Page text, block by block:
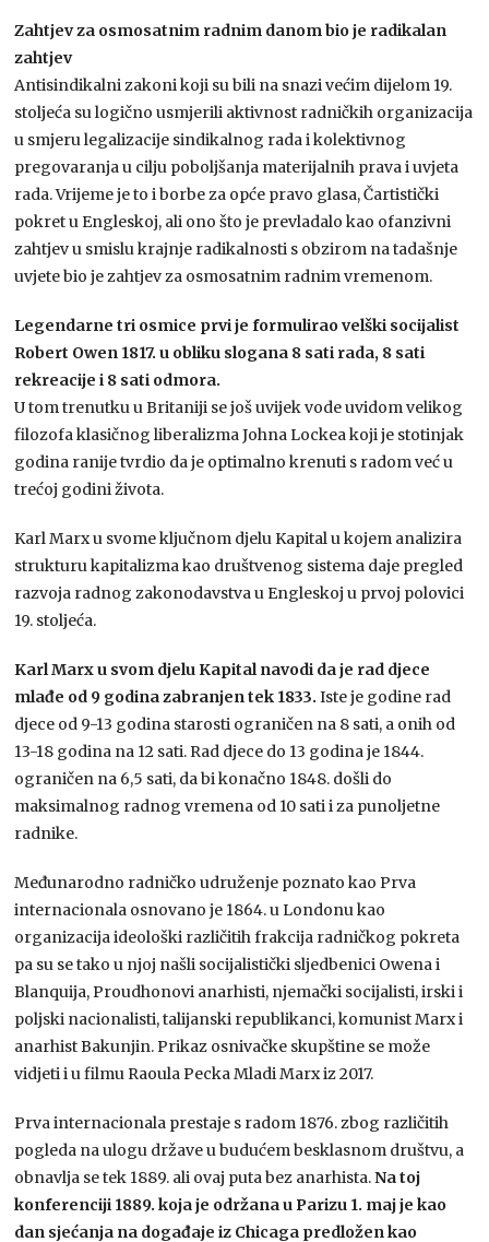
Zahtjev za osmosatnim radnim danom bio je radikalan
zahtjev
Antisindikalni zakoni koji su bili na snazi većim dijelom 19.
stoljeća su logično usmjerili aktivnost radničkih organizacija
u smjeru legalizacije sindikalnog rada i kolektivnog
pregovaranja u cilju poboljšanja materijalnih prava i uvjeta
rada. Vrijeme je to i borbe za opće pravo glasa, Čartistički
pokret u Engleskoj, ali ono što je prevladalo kao ofanzivni
zahtjev u smislu krajnje radikalnosti s obzirom na tadašnje
uvjete bio je zahtjev za osmosatnim radnim vremenom.
Legendarne tri osmice prvi je formulirao velški socijalist
Robert Owen 1817. u obliku slogana 8 sati rada, 8 sati
rekreacije i 8 sati odmora.
U tom trenutku u Britaniji se još uvijek vode uvidom velikog
filozofa klasičnog liberalizma Johna Lockea koji je stotinjak
godina ranije tvrdio da je optimalno krenuti s radom već u
trećoj godini života.
Karl Marx u svome ključnom djelu Kapital u kojem analizira
strukturu kapitalizma kao društvenog sistema daje pregled
razvoja radnog zakonodavstva u Engleskoj u prvoj polovici
19. stoljeća.
Karl Marx u svom djelu Kapital navodi da je rad djece
mlađe od 9 godina zabranjen tek 1833. Iste je godine rad
djece od 9-13 godina starosti ograničen na 8 sati, a onih od
13-18 godina na 12 sati. Rad djece do 13 godina je 1844.
ograničen na 6,5 sati, da bi konačno 1848. došli do
maksimalnog radnog vremena od 10 sati i za punoljetne
radnike.
Međunarodno radničko udruženje poznato kao Prva
internacionala osnovano je 1864. u Londonu kao
organizacija ideološki različitih frakcija radničkog pokreta
pa su se tako u njoj našli socijalistički sljedbenici Owena i
Blanquija, Proudhonovi anarhisti, njemački socijalisti, irski i
poljski nacionalisti, talijanski republikanci, komunist Marx i
anarhist Bakunjin. Prikaz osnivačke skupštine se može
vidjeti i u filmu Raoula Pecka Mladi Marx iz 2017.
Prva internacionala prestaje s radom 1876. zbog različitih
pogleda na ulogu države u budućem besklasnom društvu, a
obnavlja se tek 1889. ali ovaj puta bez anarhista.Na toj
konferenciji 1889. koja je održana u Parizu 1. maj je kao
dan sjećanja na događaje iz Chicaga predložen kao